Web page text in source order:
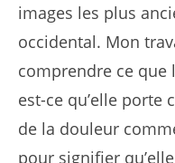
images les plus
occidental. Mon
comprendre ce que
est-ce qu’elle porte
de la douleur
pour signifier